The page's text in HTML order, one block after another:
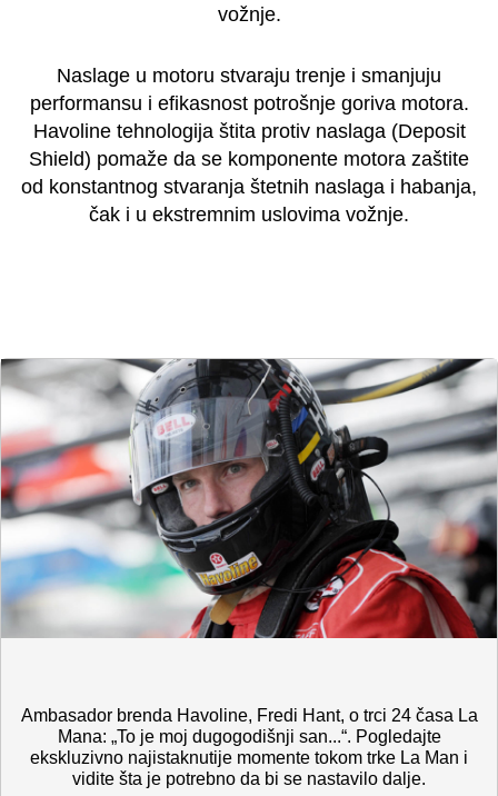
vožnje.
Naslage u motoru stvaraju trenje i smanjuju
performansu i efikasnost potrošnje goriva motora.
Havoline tehnologija štita protiv naslaga (Deposit
Shield) pomaže da se komponente motora zaštite
od konstantnog stvaranja štetnih naslaga i habanja,
čak i u ekstremnim uslovima vožnje.
Ambasador brenda Havoline, Fredi Hant, o trci 24 časa La
Mana: „To je moj dugogodišnji san...“. Pogledajte
ekskluzivno najistaknutije momente tokom trke La Man i
vidite šta je potrebno da bi se nastavilo dalje.